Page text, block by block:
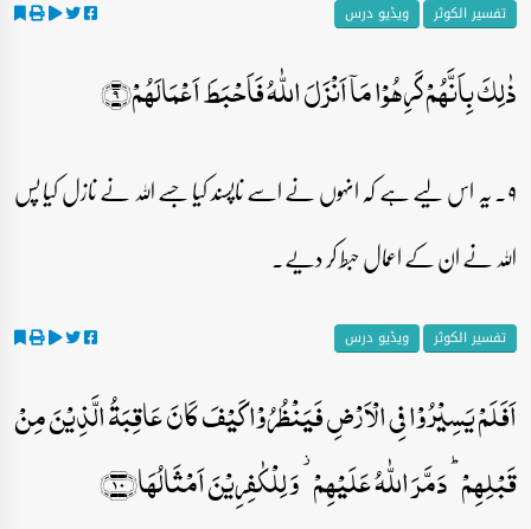
تفسیر الکوثر ویڈیو درس
ذٰلِکَ بِاَنَّہُمۡ کَرِہُوۡا مَاۤ اَنۡزَلَ اللّٰہُ فَاَحۡبَطَ اَعۡمَالَہُمۡ﴿۹﴾
۹۔ یہ اس لیے ہے کہ انہوں نے اسے ناپسند کیا جسے اللہ نے نازل کیا پس
اللہ نے ان کے اعمال حبط کر دیے۔
تفسیر الکوثر ویڈیو درس
اَفَلَمۡ یَسِیۡرُوۡا فِی الۡاَرۡضِ فَیَنۡظُرُوۡا کَیۡفَ کَانَ عَاقِبَۃُ الَّذِیۡنَ مِنۡ
قَبۡلِہِمۡ ؕ دَمَّرَ اللّٰہُ عَلَیۡہِمۡ ۫ وَ لِلۡکٰفِرِیۡنَ اَمۡثَالُہَا﴿۱۰﴾